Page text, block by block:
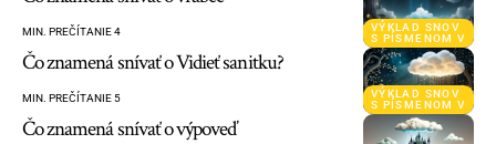
VÝKLAD SNOV
S PÍSMENOM V
MIN. PREČÍTANIE 4
VÝKLAD SNOV
S PÍSMENOM V
Čo znamená snívať o Vidieť sanitku?
MIN. PREČÍTANIE 5
Čo znamená snívať o výpoveď